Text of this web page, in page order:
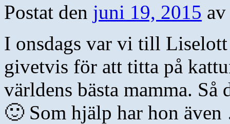
Postat den juni 19, 2015 av
I onsdags var vi till
givetvis för att titta på
världens bästa mamma.
🙂 Som hjälp har hon